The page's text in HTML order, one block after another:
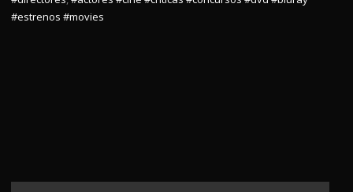
#estrenos #movies